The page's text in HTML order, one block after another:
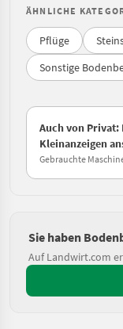
ÄHNLICHE
Pflüge
Sonstige
Auch von
Kleinanzeigen
Gebrauchte
Sie haben
Auf Landwirt.com